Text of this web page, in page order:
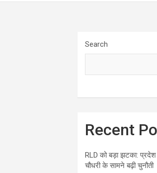
Search
Recent
RLD को बड़ा झटका: प्रदेश
चौधरी के सामने बढ़ी चुनौती